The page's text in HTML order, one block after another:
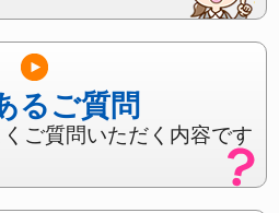
るご質問
ご質問いただく内容です